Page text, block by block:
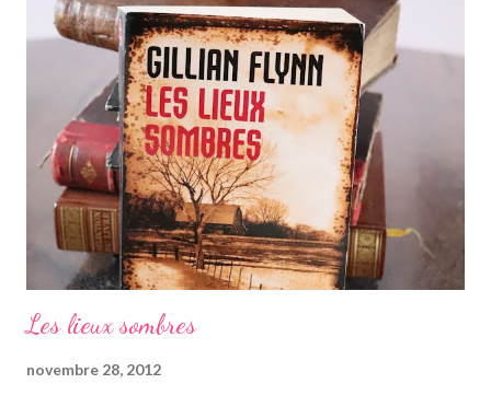
Elle va faire la connaissance de Neal Scott, un jeune américain
géologue. Ils vont tomber amoureux mais Neal doit partie en
expédition aussitôt arrivé à Adélaide. Ils ne vont se revoir que
quelques mois plus tard. Pendant ce temps, Hannah essaye de
se faire une clientèle, en tant que sage-femme. Elle n'ose pas
encore di...
Les lieux sombres
novembre 28, 2012